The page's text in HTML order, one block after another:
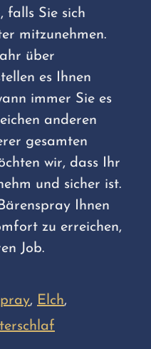
falls Sie sich
mitzunehmen.
über
es Ihnen
immer Sie es
anderen
gesamten
wir, dass Ihr
und sicher ist.
Ihnen
zu erreichen,
Job.
, Elch,